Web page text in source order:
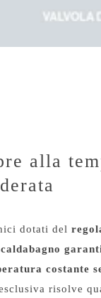
alla
dotati del
costante
risolve